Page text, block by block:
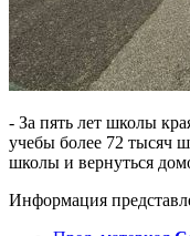
- За пять лет школы
учебы более 72 тысяч
школы и вернуться
Информация